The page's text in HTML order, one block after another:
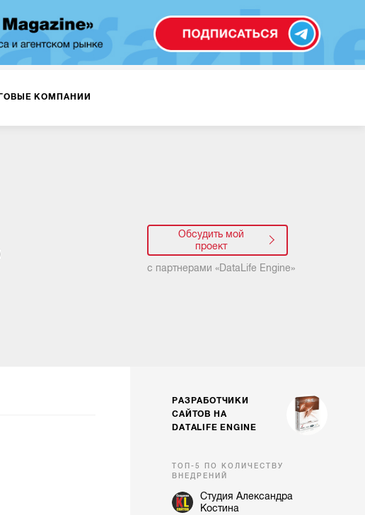
КОМПАНИИ
Обсудить мой
проект
с партнерами «DataLife Engine»
РАЗРАБОТЧИКИ
САЙТОВ НА
DATALIFE ENGINE
ТОП-5 ПО КОЛИЧЕСТВУ
ВНЕДРЕНИЙ
Студия Александра
Костина